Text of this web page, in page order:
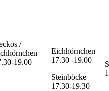
/
19.00
Eichhörnchen
17.30 -19.00
Steinböcke
17.30-19.30